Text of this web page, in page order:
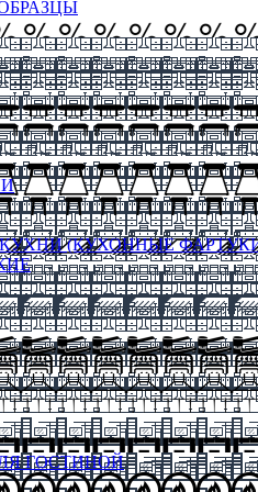
(КУХОННЫЕ
ГОСТИНОЙ